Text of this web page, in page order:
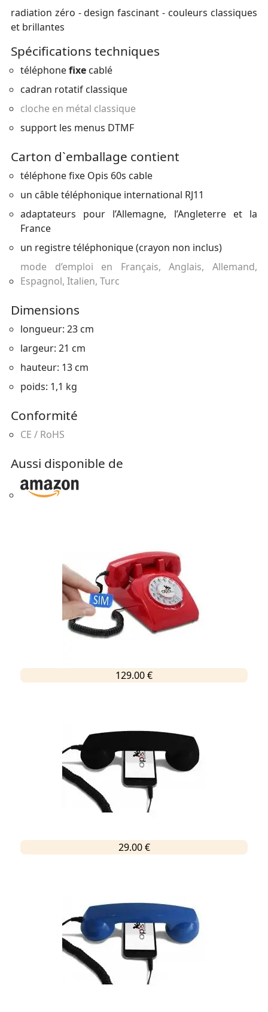
radiation zéro - design fascinant - couleurs classiques
et brillantes
Spécifications techniques
téléphonefixecablé
cadran rotatif classique
cloche en métal classique
support les menus DTMF
Carton d`emballage contient
téléphone fixe Opis 60s cable
un câble téléphonique international RJ11
adaptateurs pour l’Allemagne, l’Angleterre et la
France
un registre téléphonique (crayon non inclus)
mode d’emploi en Français, Anglais, Allemand,
Espagnol, Italien, Turc
Dimensions
longueur: 23 cm
largeur: 21 cm
hauteur: 13 cm
poids: 1,1 kg
Conformité
CE / RoHS
Aussi disponible de
129.00 €
29.00 €